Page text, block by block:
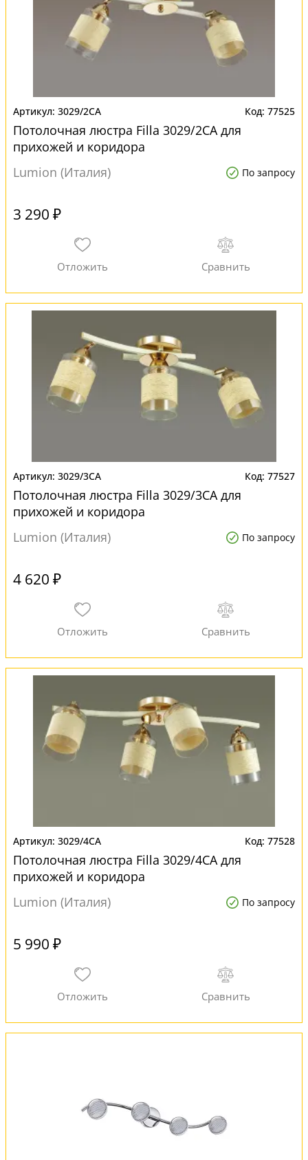
3029/2CA 77525
Потолочная люстра Filla 3029/2CA для
прихожей и коридора
Lumion (Италия)
По запросу
3 290 ₽
3029/3CA 77527
Потолочная люстра Filla 3029/3CA для
прихожей и коридора
Lumion (Италия)
По запросу
4 620 ₽
3029/4CA 77528
Потолочная люстра Filla 3029/4CA для
прихожей и коридора
Lumion (Италия)
По запросу
5 990 ₽